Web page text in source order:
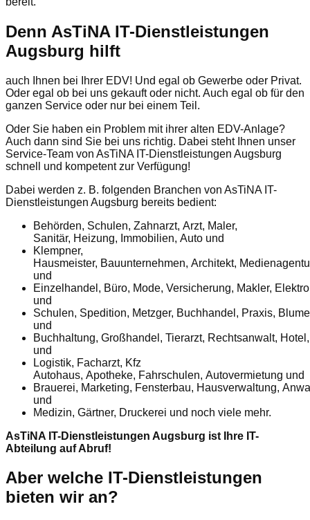
Denn AsTiNA IT-Dienstleistungen
Augsburg hilft
auch Ihnen bei Ihrer EDV! Und egal ob Gewerbe oder Privat.
Oder egal ob bei uns gekauft oder nicht. Auch egal ob für den
ganzen Service oder nur bei einem Teil.
Oder Sie haben ein Problem mit ihrer alten EDV-Anlage?
Auch dann sind Sie bei uns richtig. Dabei steht Ihnen unser
Service-Team von AsTiNA IT-Dienstleistungen Augsburg
schnell und kompetent zur Verfügung!
Dabei werden z. B. folgenden Branchen von AsTiNA IT-
Dienstleistungen Augsburg bereits bedient:
Behörden, Schulen, Zahnarzt, Arzt, Maler,
Sanitär, Heizung, Immobilien, Auto und
Klempner,
Hausmeister, Bauunternehmen, Architekt,
und
Einzelhandel, Büro, Mode, Versicherung, Makler,
und
Schulen, Spedition, Metzger, Buchhandel, Praxis,
und
Buchhaltung, Großhandel, Tierarzt, Rechtsanwalt,
und
Logistik, Facharzt, Kfz
Autohaus, Apotheke, Fahrschulen, Autovermietung und
Brauerei, Marketing, Fensterbau, Hausverwaltung,
und
Medizin, Gärtner, Druckerei und noch viele mehr.
AsTiNA IT-Dienstleistungen Augsburg ist Ihre IT-
Abteilung auf Abruf!
Aber welche IT-Dienstleistungen
bieten wir an?